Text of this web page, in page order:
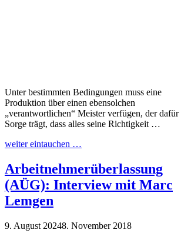
Unter bestimmten Bedingungen muss eine
Produktion über einen ebensolchen
„verantwortlichen“ Meister verfügen, der dafür
Sorge trägt, dass alles seine Richtigkeit …
weiter eintauchen …
Arbeitnehmerüberlassung
(AÜG): Interview mit Marc
Lemgen
9. August 20248. November 2018